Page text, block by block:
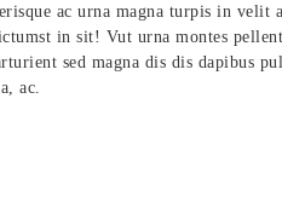
ac urna magna turpis in velit
in sit! Vut urna montes
sed magna dis dis dapibus
ac.